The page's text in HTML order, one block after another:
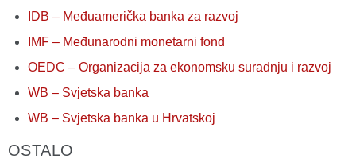
IDB – Međuamerička banka za razvoj
IMF – Međunarodni monetarni fond
OEDC – Organizacija za ekonomsku suradnju i razvoj
WB – Svjetska banka
WB – Svjetska banka u Hrvatskoj
OSTALO